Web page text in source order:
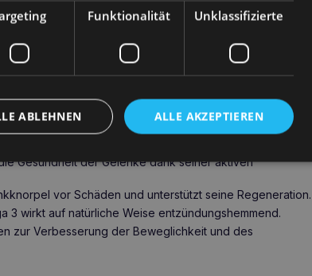
Problemen
des Bewegungsapparates
bietet. Es
Funktionieren der
Gelenke
, sondern wirkt auch
zu einer verbesserten Lebensqualität unserer
Gesundheit der Gelenke dank seiner aktiven
vor Schäden und unterstützt seine Regeneration.
3 wirkt auf natürliche Weise entzündungshemmend.
zur Verbesserung der Beweglichkeit und des
Funktionalität Unklassifizierte
ALLE AKZEPTIEREN
ABLEHNEN